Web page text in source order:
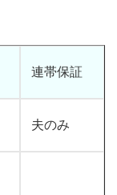
連帯保証
夫のみ